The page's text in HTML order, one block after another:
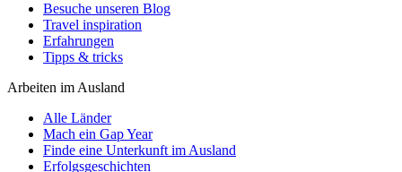
Besuche unseren Blog
Travel inspiration
Erfahrungen
Tipps & tricks
Arbeiten im Ausland
Alle Länder
Mach ein Gap Year
Finde eine Unterkunft im Ausland
Erfolgsgeschichten